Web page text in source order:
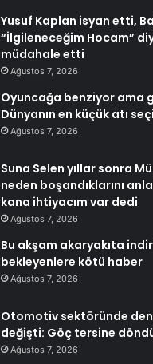
Yusuf Kaplan isyan etti,
“İlgileneceğim Hocam”
müdahale etti
Ağustos 7, 2026
Oyuncağa benziyor ama
Dünyanın en küçük atı
Ağustos 7, 2026
Suna Selen yıllar sonra
neden boşandıklarını
kana ihtiyacım var dedi
Ağustos 7, 2026
Bu akşam akaryakıta
bekleyenlere kötü haber
Ağustos 7, 2026
Otomotiv sektöründe
değişti: Göç tersine
Ağustos 7, 2026